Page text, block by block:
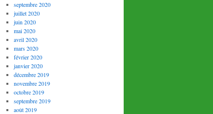
septembre 2020
juillet 2020
juin 2020
mai 2020
avril 2020
mars 2020
février 2020
janvier 2020
décembre 2019
novembre 2019
octobre 2019
septembre 2019
août 2019